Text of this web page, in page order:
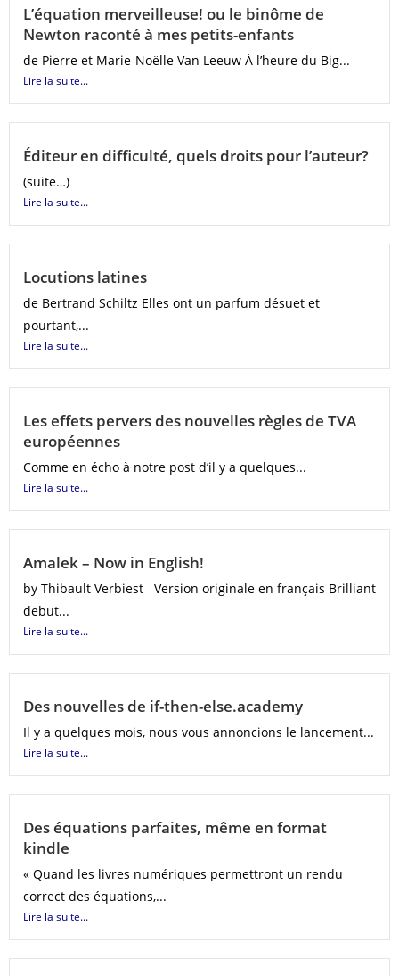
L’équation merveilleuse! ou le binôme de
Newton raconté à mes petits-enfants
de Pierre et Marie-Noëlle Van Leeuw À l’heure du Big...
Lire la suite...
Éditeur en difficulté, quels droits pour l’auteur?
(suite…)
Lire la suite...
Locutions latines
de Bertrand Schiltz Elles ont un parfum désuet et
pourtant,...
Lire la suite...
Les effets pervers des nouvelles règles de TVA
européennes
Comme en écho à notre post d’il y a quelques...
Lire la suite...
Amalek – Now in English!
by Thibault Verbiest Version originale en français Brilliant
debut...
Lire la suite...
Des nouvelles de if-then-else.academy
Il y a quelques mois, nous vous annoncions le lancement...
Lire la suite...
Des équations parfaites, même en format
kindle
« Quand les livres numériques permettront un rendu
correct des équations,...
Lire la suite...